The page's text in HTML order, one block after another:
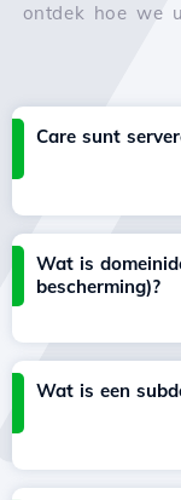
ontdek hoe we
Care sunt
Wat is
bescherming)?
Wat is een